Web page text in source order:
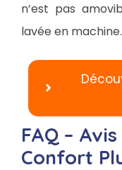
n’est pas
lavée en machine.
FAQ –
Confort